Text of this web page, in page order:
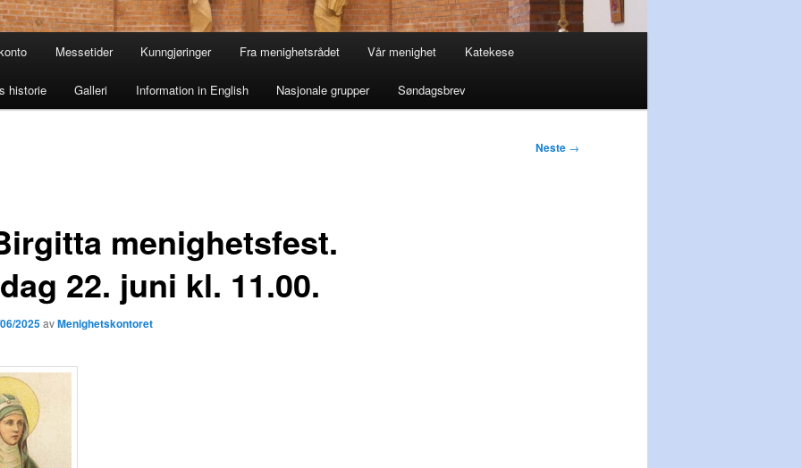
Messetider Kunngjøringer Fra menighetsrådet Vår menighet Katekese
historie Galleri Information in English Nasjonale grupper Søndagsbrev
Neste →
menighetsfest.
22. juni kl. 11.00.
2025avMenighetskontoret